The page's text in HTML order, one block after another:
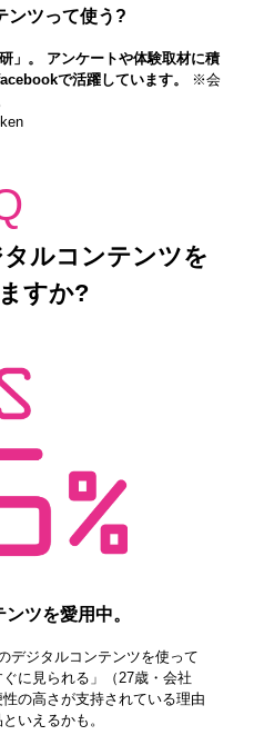
ンツって使う?
」。 アンケートや体験取材に積
で活躍しています。
※会
ルコンテンツを
すか?
ツを愛用中。
デジタルコンテンツを使って
に見られる」（27歳・会社
の高さが支持されている理由
いえるかも。